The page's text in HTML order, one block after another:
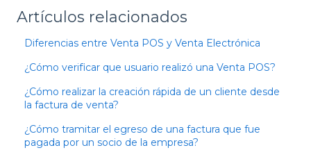
Artículos relacionados
Diferencias entre Venta POS y Venta Electrónica
¿Cómo verificar que usuario realizó una Venta POS?
¿Cómo realizar la creación rápida de un cliente desde
la factura de venta?
¿Cómo tramitar el egreso de una factura que fue
pagada por un socio de la empresa?